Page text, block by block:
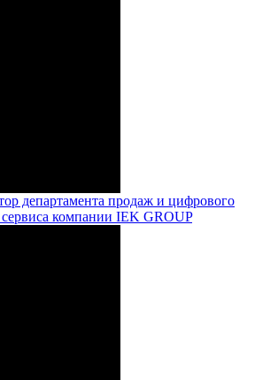
департамента продаж и цифрового
сервиса компании IEK GROUP